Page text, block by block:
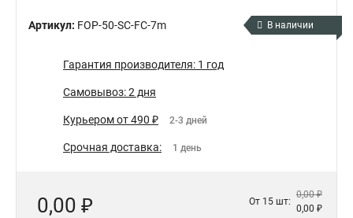
Артикул: FOP-50-SC-FC-7m В наличии
Гарантия производителя: 1 год
Самовывоз: 2 дня
Курьером от 490 ₽ 2-3 дней
Срочная доставка: 1 день
0,00 ₽ От 15 шт:
0,00 ₽
0,00 ₽